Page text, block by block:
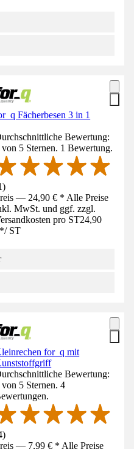
Fächerbesen 3 in 1
Bewertung:
von 5 Sternen. 1 Bewertung.
)
— 24,90 € * Alle Preise
MwSt. und ggf. zzgl.
pro ST24,90
*/ ST
for_q mit
Bewertung:
von 5 Sternen. 4
)
— 7,99 € * Alle Preise